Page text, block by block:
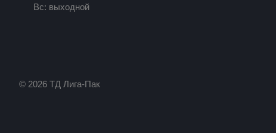
Вс: выходной
© 2026 ТД Лига-Пак